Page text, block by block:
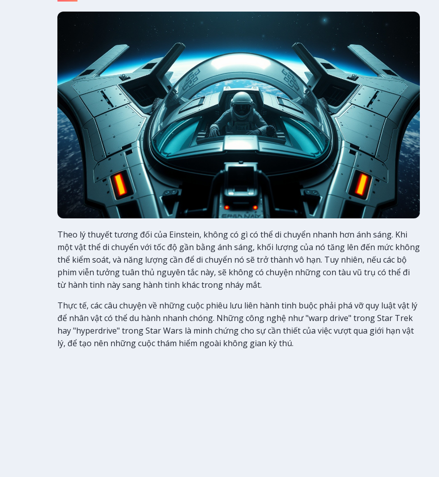
Theo lý thuyết tương đối của Einstein, không có gì có thể di chuyển nhanh hơn ánh sáng. Khi
một vật thể di chuyển với tốc độ gần bằng ánh sáng, khối lượng của nó tăng lên đến mức không
thể kiểm soát, và năng lượng cần để di chuyển nó sẽ trở thành vô hạn. Tuy nhiên, nếu các bộ
phim viễn tưởng tuân thủ nguyên tắc này, sẽ không có chuyện những con tàu vũ trụ có thể đi
từ hành tinh này sang hành tinh khác trong nháy mắt.
Thực tế, các câu chuyện về những cuộc phiêu lưu liên hành tinh buộc phải phá vỡ quy luật vật lý
để nhân vật có thể du hành nhanh chóng. Những công nghệ như "warp drive" trong Star Trek
hay "hyperdrive" trong Star Wars là minh chứng cho sự cần thiết của việc vượt qua giới hạn vật
lý, để tạo nên những cuộc thám hiểm ngoài không gian kỳ thú.